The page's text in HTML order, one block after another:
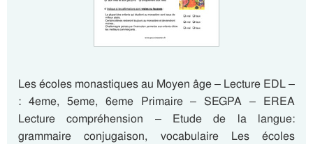
Les écoles monastiques au Moyen âge – Lecture EDL –
: 4eme, 5eme, 6eme Primaire – SEGPA – EREA
Lecture compréhension – Etude de la langue:
grammaire conjugaison, vocabulaire Les écoles